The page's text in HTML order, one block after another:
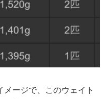
ージで、このウェイト